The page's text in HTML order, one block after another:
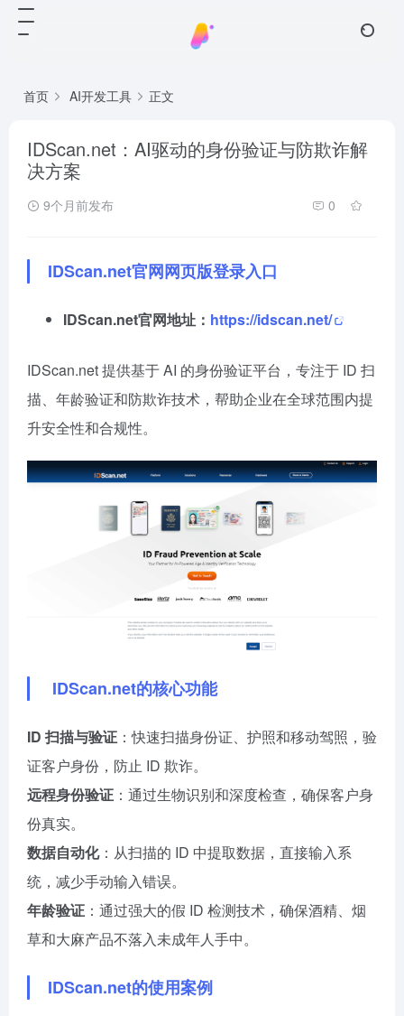
首页 AI开发工具 正文
IDScan.net：AI驱动的身份验证与防欺诈解
决方案
9个月前发布 0
IDScan.net官网网页版登录入口
IDScan.net官网地址： https://idscan.net/
IDScan.net 提供基于 AI 的身份验证平台，专注于 ID 扫
描、年龄验证和防欺诈技术，帮助企业在全球范围内提
升安全性和合规性。
IDScan.net的核心功能
ID 扫描与验证 ：快速扫描身份证、护照和移动驾照，验
证客户身份，防止 ID 欺诈。
远程身份验证 ：通过生物识别和深度检查，确保客户身
份真实。
数据自动化：从扫描的 ID 中提取数据，直接输入系
统，减少手动输入错误。
年龄验证 ：通过强大的假 ID 检测技术，确保酒精、烟
草和大麻产品不落入未成年人手中。
IDScan.net的使用案例